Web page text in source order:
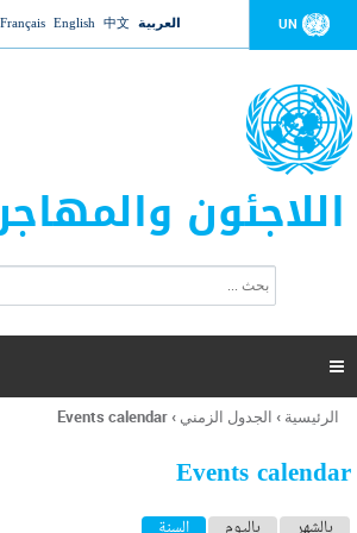
Jump to navigation UN العربية 中文
English
Français
اللاجئون
ت
ر
ل
ح
ب

أنت
هنا
الرئيسية › الجدول الزمني ›
Events calendar
Events calendar